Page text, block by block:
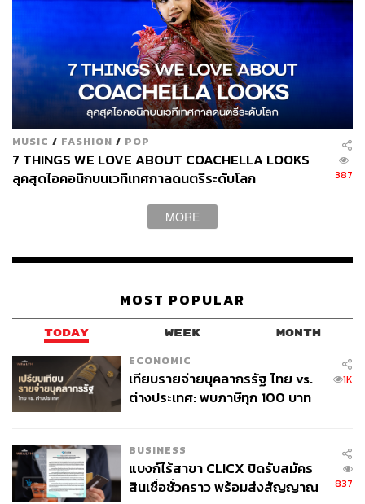
MUSIC / FASHION / POP
7 THINGS WE LOVE ABOUT COACHELLA LOOKS
ลุคสุดไอคอนิกบนเวทีเทศกาลดนตรีระดับโลก
387
MORE
MOST POPULAR
TODAY WEEK MONTH
ECONOMIC
เทียบรายจ่ายบุคลากรรัฐ ไทย vs.
ต่างประเทศ: พบภาษีทุก 100 บาท
1K
BUSINESS
แบงก์ไร้สาขา CLICX ปิดรับสมัคร
สินเชื่อชั่วคราว พร้อมส่งสัญญาณ
837